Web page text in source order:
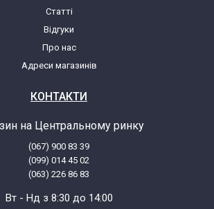
Статті
Відгуки
Про нас
Адреси магазинів
КОНТАКТИ
на Центральному ринку
(067) 900 83 39
(099) 014 45 02
(063) 226 86 83
Вт - Нд з 8:30 до 14:00